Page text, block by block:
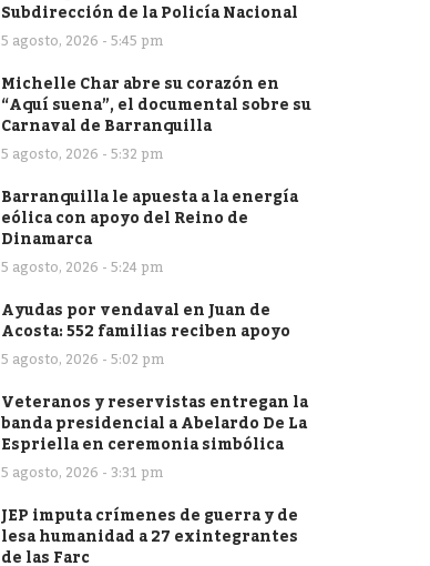
Subdirección de la Policía Nacional
5 agosto, 2026 - 5:45 pm
Michelle Char abre su corazón en
“Aquí suena”, el documental sobre su
Carnaval de Barranquilla
5 agosto, 2026 - 5:32 pm
Barranquilla le apuesta a la energía
eólica con apoyo del Reino de
Dinamarca
5 agosto, 2026 - 5:24 pm
Ayudas por vendaval en Juan de
Acosta: 552 familias reciben apoyo
5 agosto, 2026 - 5:02 pm
Veteranos y reservistas entregan la
banda presidencial a Abelardo De La
Espriella en ceremonia simbólica
5 agosto, 2026 - 3:31 pm
JEP imputa crímenes de guerra y de
lesa humanidad a 27 exintegrantes
de las Farc